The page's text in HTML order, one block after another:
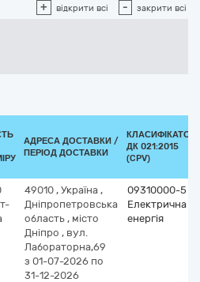
+ відкрити всі - закрити всі
АДРЕСА ДОСТАВКИ /
ПЕРІОД ДОСТАВКИ
КЛАСИФІКАТОР
ДК 021:2015
(CPV)
49010 , Україна ,
Дніпропетровська
область , місто
Дніпро , вул.
Лабораторна,69
з 01-07-2026 по
31-12-2026
09310000-5
Електрична
енергія